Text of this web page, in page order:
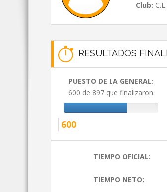
Club:
RESULTADOS
PUESTO DE LA GENERAL:
600 de 897 que finalizaron
600
TIEMPO OFICIAL:
TIEMPO NETO: